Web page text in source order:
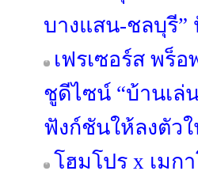
บางแสน-ชลบุรี
เฟรเซอร์ส พร็
ชูดีไซน์ “บ้านเล่
ฟังก์ชันให้ลงตัว
โฮมโปร x เมก